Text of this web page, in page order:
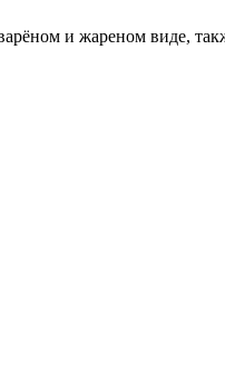
и жареном виде,